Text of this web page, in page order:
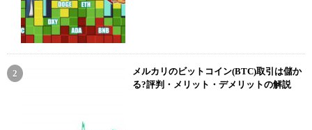
メルカリのビットコイン(BTC)取引は儲か
る?評判・メリット・デメリットの解説